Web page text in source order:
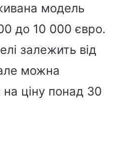
модель
до 10 000 євро.
залежить від
можна
ціну понад 30